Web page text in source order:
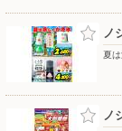
ノ
夏
ノ